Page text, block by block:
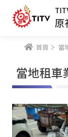
原
首頁 當
當地租車